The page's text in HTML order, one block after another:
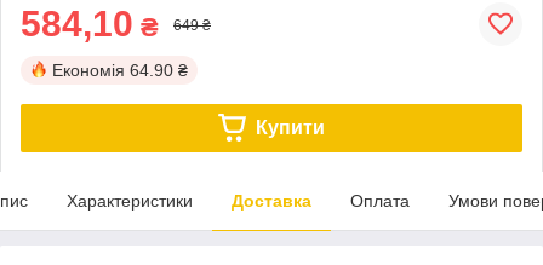
584,10 ₴ 649 ₴
Економія 64.90 ₴
Купити
Характеристики Доставка Оплата Умови